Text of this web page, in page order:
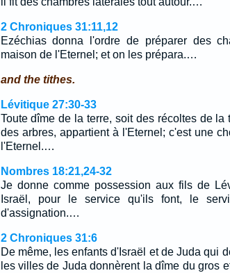
2 Chroniques 31:11,12
Ezéchias donna l'ordre de préparer des
maison de l'Eternel; et on les prépara.…
and the tithes.
Lévitique 27:30-33
Toute dîme de la terre, soit des récoltes de la
des arbres, appartient à l'Eternel; c'est une
l'Eternel.…
Nombres 18:21,24-32
Je donne comme possession aux fils de
Israël, pour le service qu'ils font, le
d'assignation.…
2 Chroniques 31:6
De même, les enfants d'Israël et de Juda qui
les villes de Juda donnèrent la dîme du gros